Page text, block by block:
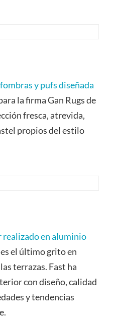
y pufs diseñada
la firma Gan Rugs de
fresca, atrevida,
propios del estilo
en aluminio
el último grito en
terrazas. Fast ha
con diseño, calidad
y tendencias